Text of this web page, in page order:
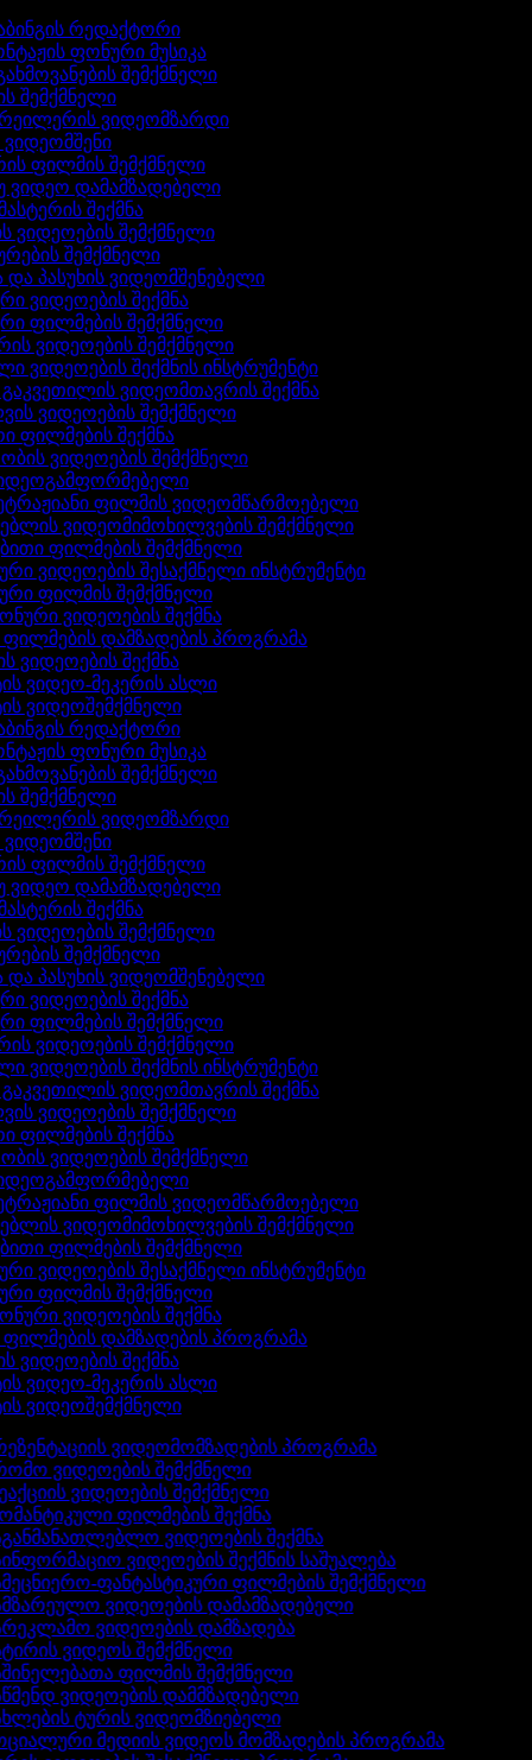
რედაქტორი
ფონური მუსიკა
შემქმნელი
შემქმნელი
ვიდეომზარდი
ვიდეომშენი
ფილმის შემქმნელი
ვიდეო დამამზადებელი
შექმნა
ვიდეოების შემქმნელი
შემქმნელი
და პასუხის ვიდეომშენებელი
ვიდეოების შექმნა
ფილმების შემქმნელი
ვიდეოების შემქმნელი
ვიდეოების შექმნის ინსტრუმენტი
გაკვეთილის ვიდეომთავრის შექმნა
ვიდეოების შემქმნელი
ფილმების შექმნა
ვიდეოების შემქმნელი
ფილმის ვიდეომწარმოებელი
ვიდეომიმოხილვების შემქმნელი
ფილმების შემქმნელი
ვიდეოების შესაქმნელი ინსტრუმენტი
ფილმის შემქმნელი
ვიდეოების შექმნა
ფილმების დამზადების პროგრამა
ვიდეოების შექმნა
ვიდეო-მეკერის ასლი
ვიდეოშემქმნელი
რედაქტორი
ფონური მუსიკა
შემქმნელი
შემქმნელი
ვიდეომზარდი
ვიდეომშენი
ფილმის შემქმნელი
ვიდეო დამამზადებელი
შექმნა
ვიდეოების შემქმნელი
შემქმნელი
და პასუხის ვიდეომშენებელი
ვიდეოების შექმნა
ფილმების შემქმნელი
ვიდეოების შემქმნელი
ვიდეოების შექმნის ინსტრუმენტი
გაკვეთილის ვიდეომთავრის შექმნა
ვიდეოების შემქმნელი
ფილმების შექმნა
ვიდეოების შემქმნელი
ფილმის ვიდეომწარმოებელი
ვიდეომიმოხილვების შემქმნელი
ფილმების შემქმნელი
ვიდეოების შესაქმნელი ინსტრუმენტი
ფილმის შემქმნელი
ვიდეოების შექმნა
ფილმების დამზადების პროგრამა
ვიდეოების შექმნა
ვიდეო-მეკერის ასლი
ვიდეოშემქმნელი
ვიდეომომზადების პროგრამა
ვიდეოების შემქმნელი
ვიდეოების შემქმნელი
ფილმების შექმნა
ვიდეოების შექმნა
ვიდეოების შექმნის საშუალება
ფანტასტიკური ფილმების შემქმნელი
ვიდეოების დამამზადებელი
ვიდეოების დამზადება
ვიდეოს შემქმნელი
ფილმის შემქმნელი
ვიდეოების დამმზადებელი
ტურის ვიდეომზიებელი
მედიის ვიდეოს მომზადების პროგრამა